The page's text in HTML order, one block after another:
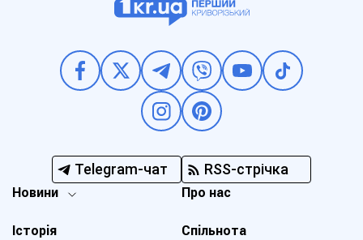
Telegram-чат RSS-стрічка
Новини
Історія
Про нас
Спільнота